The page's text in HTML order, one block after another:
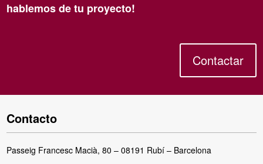
hablemos de tu proyecto!
Contactar
Contacto
Passeig Francesc Macià, 80 – 08191 Rubí – Barcelona